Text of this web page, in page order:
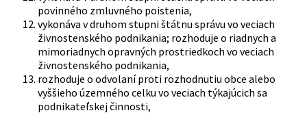
povinného zmluvného poistenia,
vykonáva v druhom stupni štátnu správu vo veciach
živnostenského podnikania; rozhoduje o riadnych a
mimoriadnych opravných prostriedkoch vo veciach
živnostenského podnikania,
rozhoduje o odvolaní proti rozhodnutiu obce alebo
vyššieho územného celku vo veciach týkajúcich sa
podnikateľskej činnosti,